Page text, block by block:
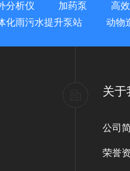
分析仪 加药泵
高
化雨污水提升泵站
动物
关于
公司
荣誉